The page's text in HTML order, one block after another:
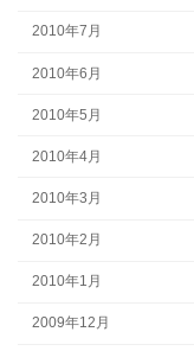
2010年7月
2010年6月
2010年5月
2010年4月
2010年3月
2010年2月
2010年1月
2009年12月